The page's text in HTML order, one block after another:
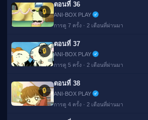
🔒
ตอนที่ 36
ANI-BOX PLAY
การดู 7 ครั้ง · 2 เดือนที่ผ่านมา
🔒
ตอนที่ 37
ANI-BOX PLAY
การดู 5 ครั้ง · 2 เดือนที่ผ่านมา
🔒
ตอนที่ 38
ANI-BOX PLAY
การดู 4 ครั้ง · 2 เดือนที่ผ่านมา